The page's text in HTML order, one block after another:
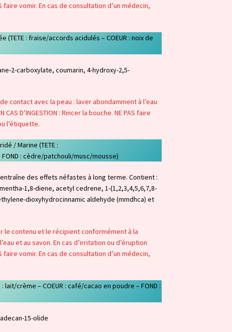
faire vomir. En cas de consultation d’un médecin,
(TETE : fraise/accords acidulés – COEUR : noix de
2-carboxylate, coumarin, 4-hydroxy-2,5-
contact avec la peau : laver abondamment à l’eau
D’INGESTION : Rincer la bouche. NE PAS faire
l’étiquette.
/ Marine (TETE :
: cèdre/patchouli/musc/mousse)
des effets néfastes à long terme. Contient :
1,8-diene, acetyl cedrene, 1-(1,2,3,4,5,6,7,8-
dioxyhydrocinnamic aldehyde (mmdhca) et
le contenu et le récipient conformément à la
et au savon. En cas d’irritation ou d’éruption
faire vomir. En cas de consultation d’un médecin,
lait/crème – COEUR : café/cacao en poudre – FOND :
15-olide